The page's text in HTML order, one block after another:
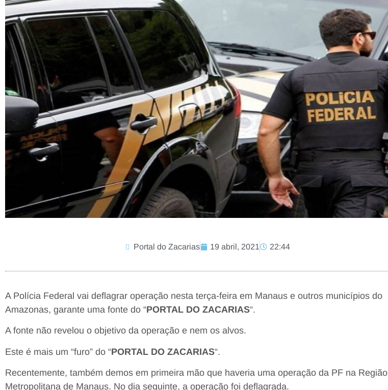
Portal do Zacarias 19 abril, 2021 22:44
A Polícia Federal vai deflagrar operação nesta terça-feira em Manaus e outros municípios do
Amazonas, garante uma fonte do “PORTAL DO ZACARIAS“.
A fonte não revelou o objetivo da operação e nem os alvos.
Este é mais um “furo” do “PORTAL DO ZACARIAS“.
Recentemente, também demos em primeira mão que haveria uma operação da PF na Região
Metropolitana de Manaus. No dia seguinte, a operação foi deflagrada.